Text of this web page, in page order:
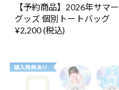
【予約商品】2026年サマー
グッズ 個別トートバッグ
¥2,200 (税込)